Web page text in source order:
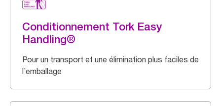
Conditionnement Tork Easy
Handling®
Pour un transport et une élimination plus faciles de
l’emballage